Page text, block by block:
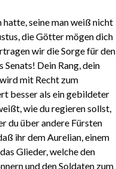
hatte, seine man weiß nicht
die Götter mögen dich
wir die Sorge für den
Dein Rang, dein
mit Recht zum
besser als ein gebildeter
wie du regieren sollst,
du über andere Fürsten
ihr dem Aurelian, einem
Glieder, welche den
und den Soldaten zum